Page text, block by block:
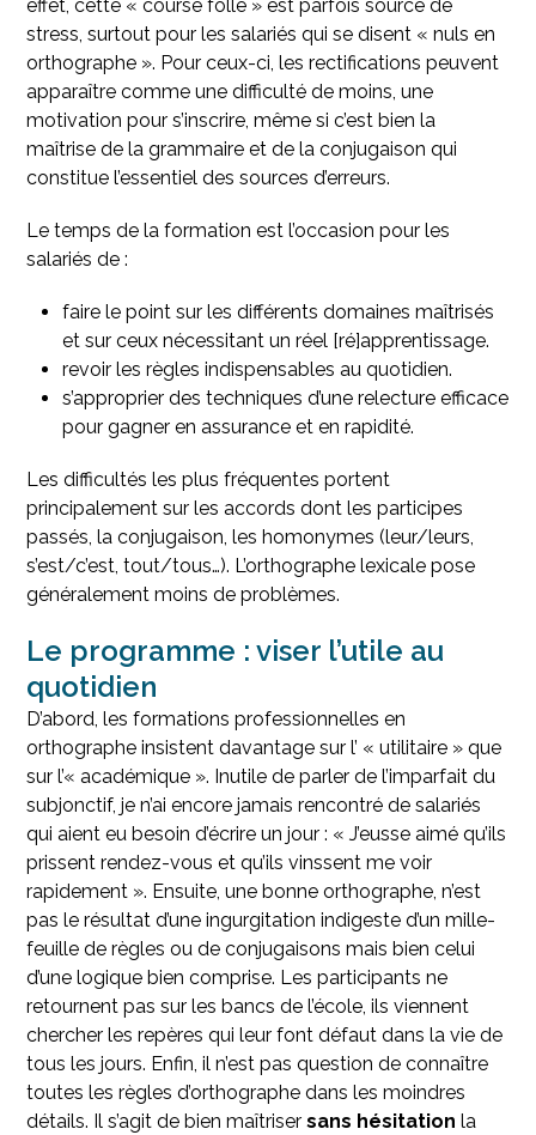
effet, cette « course folle » est parfois source de
stress, surtout pour les salariés qui se disent « nuls en
orthographe ». Pour ceux-ci, les rectifications peuvent
apparaître comme une difficulté de moins, une
motivation pour s’inscrire, même si c’est bien la
maîtrise de la grammaire et de la conjugaison qui
constitue l’essentiel des sources d’erreurs.
Le temps de la formation est l’occasion pour les
salariés de :
faire le point sur les différents domaines maîtrisés
et sur ceux nécessitant un réel [ré]apprentissage.
revoir les règles indispensables au quotidien.
s’approprier des techniques d’une relecture efficace
pour gagner en assurance et en rapidité.
Les difficultés les plus fréquentes portent
principalement sur les accords dont les participes
passés, la conjugaison, les homonymes (leur/leurs,
s’est/c’est, tout/tous…). L’orthographe lexicale pose
généralement moins de problèmes.
Le programme : viser l’utile au
quotidien
D’abord, les formations professionnelles en
orthographe insistent davantage sur l’ « utilitaire » que
sur l’« académique ». Inutile de parler de l’imparfait du
subjonctif, je n’ai encore jamais rencontré de salariés
qui aient eu besoin d’écrire un jour : « J’eusse aimé qu’ils
prissent rendez-vous et qu’ils vinssent me voir
rapidement ». Ensuite, une bonne orthographe, n’est
pas le résultat d’une ingurgitation indigeste d’un mille-
feuille de règles ou de conjugaisons mais bien celui
d’une logique bien comprise. Les participants ne
retournent pas sur les bancs de l’école, ils viennent
chercher les repères qui leur font défaut dans la vie de
tous les jours. Enfin, il n’est pas question de connaître
toutes les règles d’orthographe dans les moindres
détails. Il s’agit de bien maîtrisersans hésitation la